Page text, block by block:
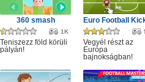
360 smash
1K
Teniszezz föld körüli
pályán!
Vegyél részt az
Európa
bajnokságban!